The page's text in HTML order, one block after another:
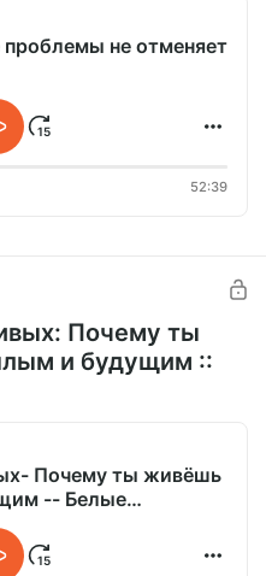
52:39
Почему ты
и будущим ::
Почему ты живёшь
-- Белые